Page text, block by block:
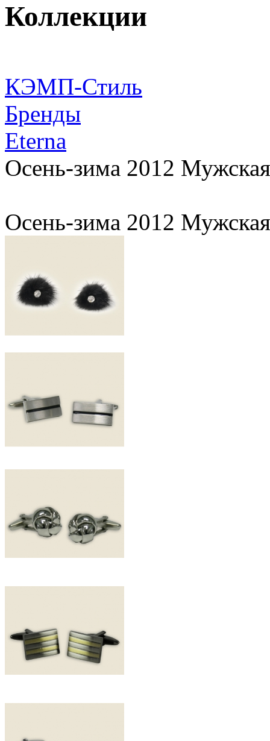
Коллекции
КЭМП-Стиль
Бренды
Eterna
Осень-зима 2012
Осень-зима 2012